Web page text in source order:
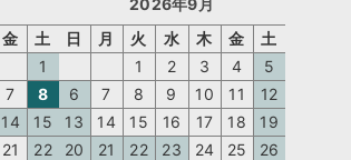
金 土
1
7
8
14
15
21
22
日 月 火 水 木 金 土
1 2 3 4
5
6
7 8 9 10 11
12
13
14 15 16 17 18
19
20
21 22 23 24 25
26